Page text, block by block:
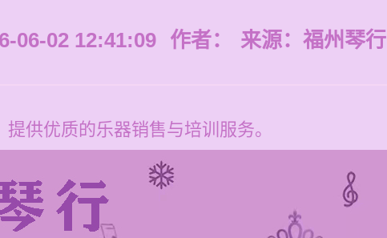
06-02 12:41:09 作者： 来源： 福州琴行
供优质的乐器销售与培训服务。